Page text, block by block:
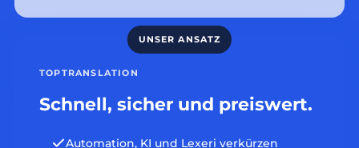
TOPTRANSLATION
Schnell, sicher und preiswert.
Automation, KI und Lexeri verkürzen